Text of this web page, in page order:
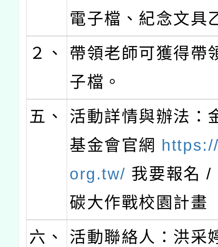
電子檔、紀念文具
２、
帶領老師可獲得帶
子檔。
五、
活動詳情與辦法：
基金會官網
org.tw/ 我要報名 /
碳大作戰校園計畫
六、
活動聯絡人：洪采